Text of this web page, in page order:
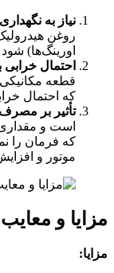
نیاز به
روغن
اورینگ‌ها)
احتمال خرابی
قطعه
که احتمال
تأثیر بر
است و
که فرمان را
موتور و
مزایا و
مزایا: